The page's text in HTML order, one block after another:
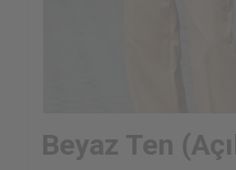
Beyaz Ten